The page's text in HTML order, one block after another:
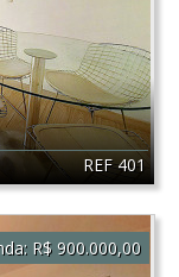
REF 401
R$ 900.000,00